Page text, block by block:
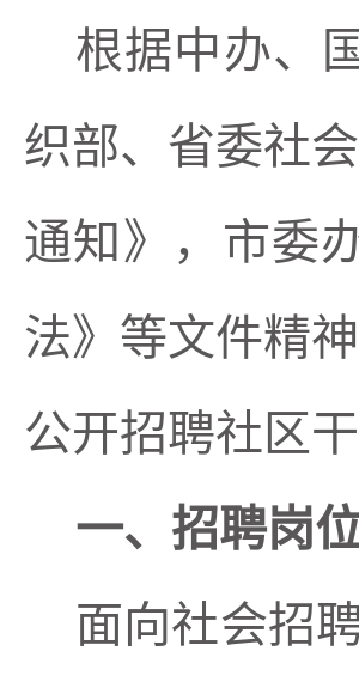
根据中办、
织部、省委社
通知》，市委
法》 等文件精
公开招聘社区
一、招聘岗
面向社会招